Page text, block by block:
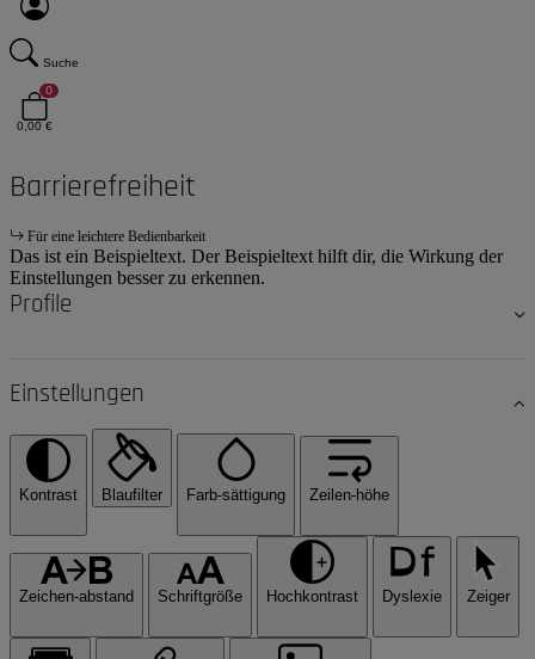
Suche
0
0,00 €
Barrierefreiheit
Für eine leichtere Bedienbarkeit
Das ist ein Beispieltext. Der Beispieltext hilft dir, die Wirkung der
Einstellungen besser zu erkennen.
Profile
Einstellungen
Kontrast Blaufilter Farb-sättigung Zeilen-höhe
Zeichen-abstand Schriftgröße Hochkontrast Dyslexie Zeiger